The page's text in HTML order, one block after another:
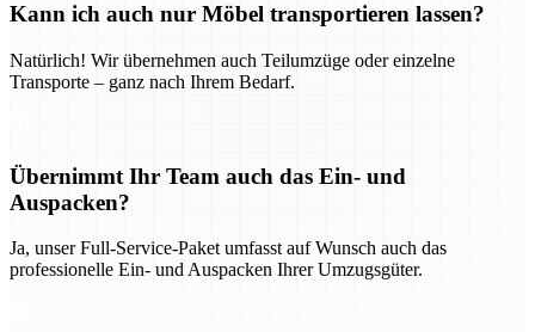
Kann ich auch nur Möbel transportieren lassen?
Natürlich! Wir übernehmen auch Teilumzüge oder einzelne
Transporte – ganz nach Ihrem Bedarf.
Übernimmt Ihr Team auch das Ein- und
Auspacken?
Ja, unser Full-Service-Paket umfasst auf Wunsch auch das
professionelle Ein- und Auspacken Ihrer Umzugsgüter.